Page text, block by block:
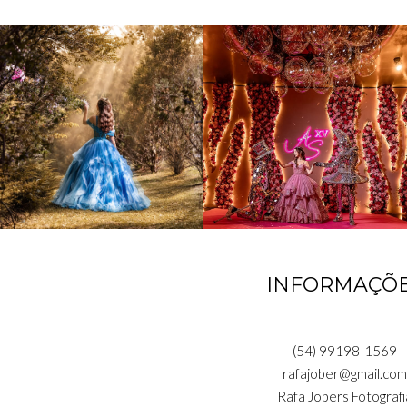
(54) 99198-1569
rafajober@gmail.com
Rafa Jobers